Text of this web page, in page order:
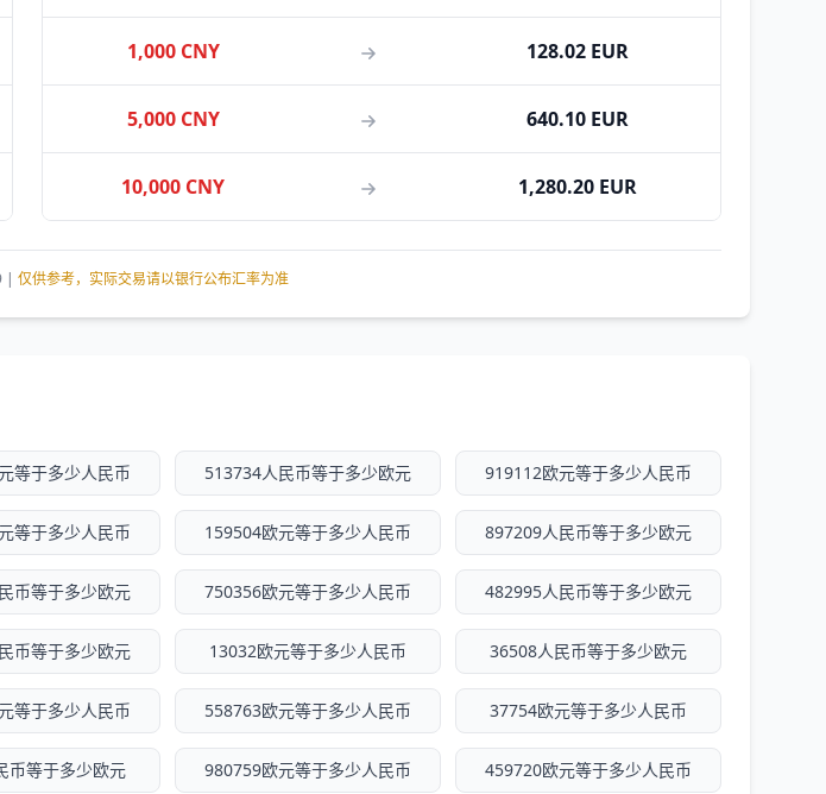
1,000 CNY 128.02 EUR
5,000 CNY 640.10 EUR
10,000 CNY 1,280.20 EUR
| 仅供参考，实际交易请以银行公布汇率为准
等于多少人民币 513734人民币等于多少欧元 919112欧元等于多少人民币
等于多少人民币 159504欧元等于多少人民币 897209人民币等于多少欧元
币等于多少欧元 750356欧元等于多少人民币 482995人民币等于多少欧元
币等于多少欧元 13032欧元等于多少人民币 36508人民币等于多少欧元
等于多少人民币 558763欧元等于多少人民币 37754欧元等于多少人民币
币等于多少欧元 980759欧元等于多少人民币 459720欧元等于多少人民币